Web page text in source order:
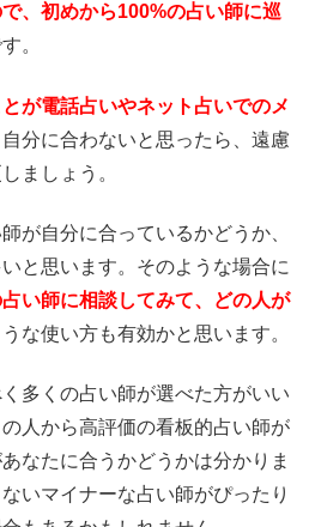
、初めから100%の占い師に巡
。
が電話占いやネット占いでのメ
分に合わないと思ったら、遠慮
ましょう。
が自分に合っているかどうか、
と思います。そのような場合に
い師に相談してみて、どの人が
うな使い方も有効かと思います。
多くの占い師が選べた方がいい
人から高評価の看板的占い師が
なたに合うかどうかは分かりま
いマイナーな占い師がぴったり